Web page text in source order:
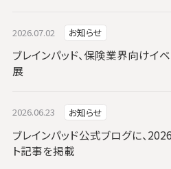
2026.07.02 お知らせ
ブレインパッド、保険業界向けイ
展
2026.06.23 お知らせ
ブレインパッド公式ブログに、
ト記事を掲載